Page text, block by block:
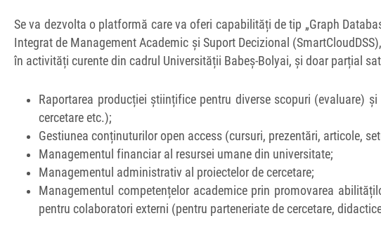
Se va dezvolta o platformă care va oferi capabilități de tip „Graph
Integrat de Management Academic și Suport Decizional
în activități curente din cadrul Universității Babeș-Bolyai, și doar parțial
Raportarea producției științifice pentru diverse scopuri (evaluare)
cercetare etc.);
Gestiunea conținuturilor open access (cursuri, prezentări, articole,
Managementul financiar al resursei umane din universitate;
Managementul administrativ al proiectelor de cercetare;
Managementul competențelor academice prin promovarea
pentru colaboratori externi (pentru parteneriate de cercetare,